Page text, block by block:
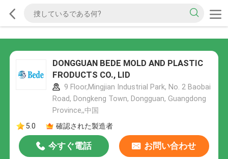
DONGGUAN BEDE MOLD AND PLASTIC
FRODUCTS CO., LID
9 Floor,Mingjian Industrial Park, No. 2 Baobai
Road, Dongkeng Town, Dongguan, Guangdong
Province,,中国
5.0
確認された製造者
今すぐ電話 お問い合わせ